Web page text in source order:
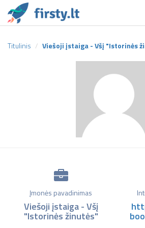
Titulinis Viešoji įstaiga - Všį "Istorinės
Įmonės pavadinimas
Viešoji įstaiga - Všį
"Istorinės žinutės"